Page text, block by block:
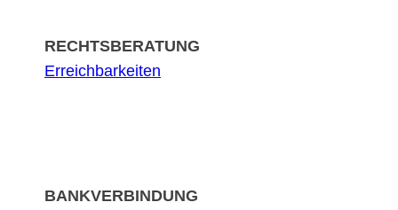
RECHTSBERATUNG
Erreichbarkeiten
BANKVERBINDUNG